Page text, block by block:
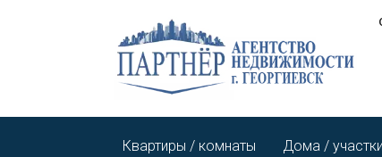
Квартиры / комнаты Дома / участки